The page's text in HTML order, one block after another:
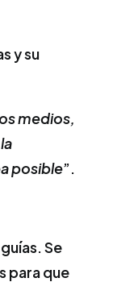
y su
medios,
posible”.
Se
para que